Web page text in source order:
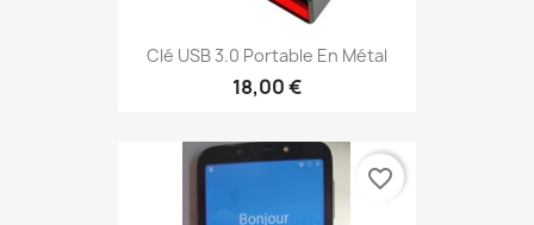
Clé USB 3.0 Portable En Métal
18,00 €
favorite_border